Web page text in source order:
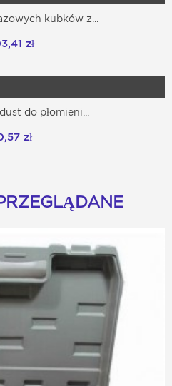
kubków z...
zł
do płomieni...
zł